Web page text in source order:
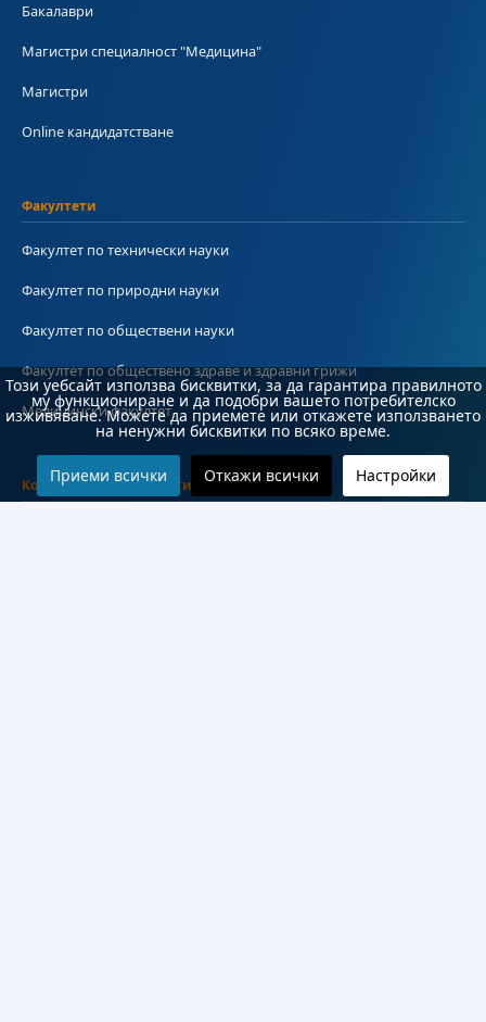
Бакалаври
Магистри специалност "Медицина"
Магистри
Online кандидатстване
Факултети
Факултет по технически науки
Факултет по природни науки
Факултет по обществени науки
Факултет по обществено здраве и здравни грижи
Медицински факултет
Колежи и департаменти
Този уебсайт използва бисквитки, за да гарантира правилното
му функциониране и да подобри вашето потребителско
изживяване. Можете да приемете или откажете използването
на ненужни бисквитки по всяко време.
Приеми всички Откажи всички Настройки